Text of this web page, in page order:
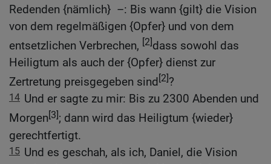
Redenden {nämlich} –: Bis wann {gilt} die Vision
von dem regelmäßigen {Opfer} und von dem
entsetzlichen Verbrechen, [2]dass sowohl das
Heiligtum als auch der {Opfer} dienst zur
Zertretung preisgegeben sind[2]?
14 Und er sagte zu mir: Bis zu 2300 Abenden und
Morgen[3]; dann wird das Heiligtum {wieder}
gerechtfertigt.
15 Und es geschah, als ich, Daniel, die Vision